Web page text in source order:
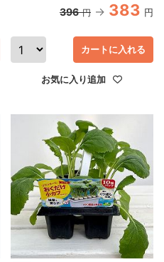
396 円 383 円
お気に入り追加
カートに入れる